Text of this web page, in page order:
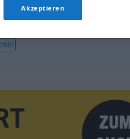
FIG UMG
UMG
Akzeptieren